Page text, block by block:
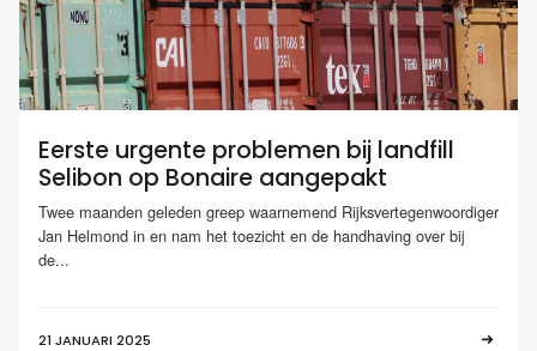
Eerste urgente problemen bij landfill
Selibon op Bonaire aangepakt
Twee maanden geleden greep waarnemend Rijksvertegenwoordiger
Jan Helmond in en nam het toezicht en de handhaving over bij
de...
21 JANUARI 2025